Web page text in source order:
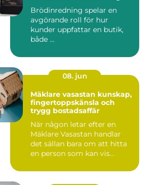
Brödinredning spelar en
avgörande roll för hur
kunder uppfattar en butik,
både ...
08. jun
Mäklare vasastan kunskap,
fingertoppskänsla och
trygg bostadsaffär
När någon letar efter en
Mäklare Vasastan handlar
det sällan bara om att hitta
en person som kan vis...